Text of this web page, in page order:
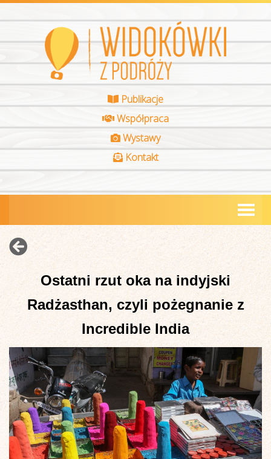
Publikacje
Współpraca
Wystawy
Kontakt
Ostatni rzut oka na indyjski
Radżasthan, czyli pożegnanie z
Incredible India